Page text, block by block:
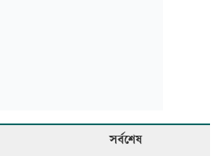
সর্বশেষ